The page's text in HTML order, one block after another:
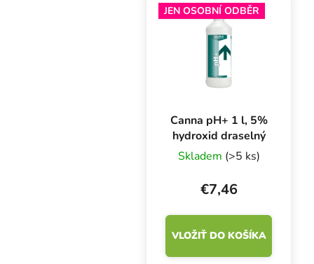
dostatok kremíka.
JEN OSOBNÍ ODBĚR
Canna pH+ 1 l, 5%
hydroxid draselný
Skladem (>5 ks)
€7,46
VLOŽIŤ DO KOŠÍKA